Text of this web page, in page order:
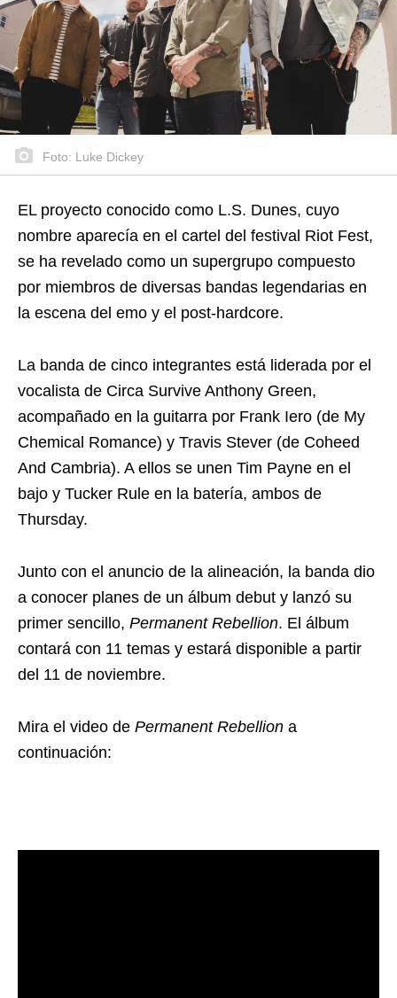
Foto: Luke Dickey
EL proyecto conocido como L.S. Dunes, cuyo
nombre aparecía en el cartel del festival Riot Fest,
se ha revelado como un supergrupo compuesto
por miembros de diversas bandas legendarias en
la escena del emo y el post-hardcore.
La banda de cinco integrantes está liderada por el
vocalista de Circa Survive Anthony Green,
acompañado en la guitarra por Frank Iero (de My
Chemical Romance) y Travis Stever (de Coheed
And Cambria). A ellos se unen Tim Payne en el
bajo y Tucker Rule en la batería, ambos de
Thursday.
Junto con el anuncio de la alineación, la banda dio
a conocer planes de un álbum debut y lanzó su
primer sencillo, Permanent Rebellion. El álbum
contará con 11 temas y estará disponible a partir
del 11 de noviembre.
Mira el video de Permanent Rebellion a
continuación: